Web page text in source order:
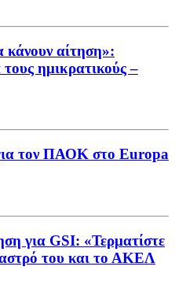
κάνουν αίτηση»:
ημικρατικούς –
τον ΠΑΟΚ στο Europa
για GSI: «Τερματίστε
του και το ΑΚΕΛ